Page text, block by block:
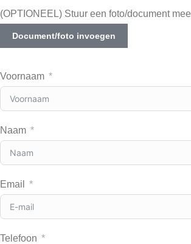
(OPTIONEEL) Stuur een foto/document mee
Document/foto invoegen
Voornaam
Naam
Email
Telefoon